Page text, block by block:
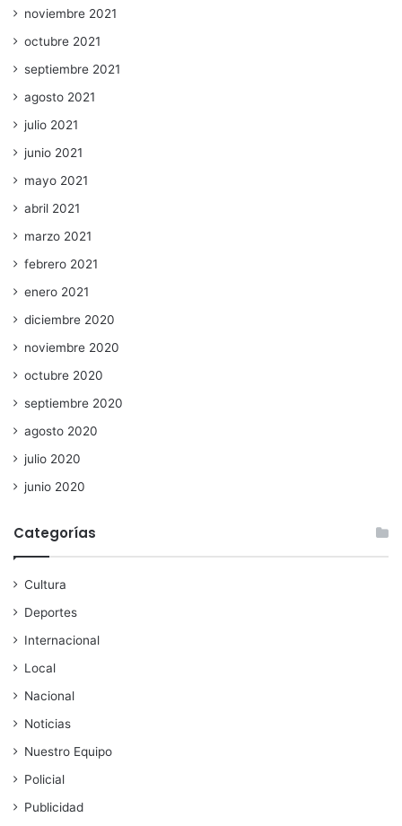
noviembre 2021
octubre 2021
septiembre 2021
agosto 2021
julio 2021
junio 2021
mayo 2021
abril 2021
marzo 2021
febrero 2021
enero 2021
diciembre 2020
noviembre 2020
octubre 2020
septiembre 2020
agosto 2020
julio 2020
junio 2020
Categorías
Cultura
Deportes
Internacional
Local
Nacional
Noticias
Nuestro Equipo
Policial
Publicidad